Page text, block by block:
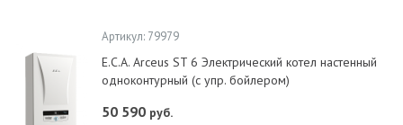
Артикул: 79979
E.C.A. Arceus ST 6 Электрический котел настенный
одноконтурный (с упр. бойлером)
50 590 руб.